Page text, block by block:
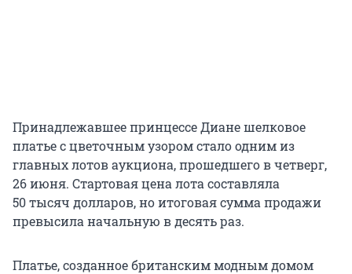
Принадлежавшее принцессе Диане шелковое
платье с цветочным узором стало одним из
главных лотов аукциона, прошедшего в четверг,
26 июня. Стартовая цена лота составляла
50 тысяч долларов, но итоговая сумма продажи
превысила начальную в десять раз.
Платье, созданное британским модным домом